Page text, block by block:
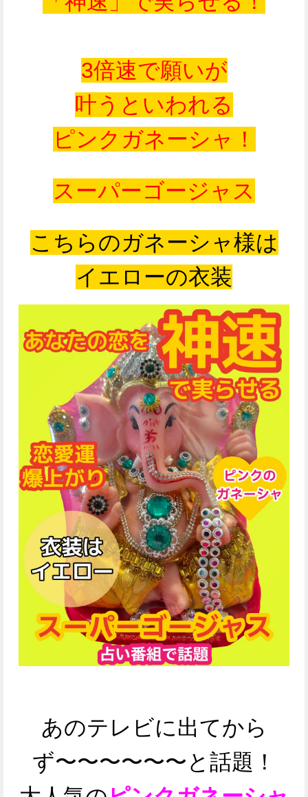
3倍速で願いが
叶うといわれる
ピンクガネーシャ！
スーパーゴージャス
こちらのガネーシャ様は
イエローの衣装
あのテレビに出てから
ず〜〜〜〜〜〜と話題！